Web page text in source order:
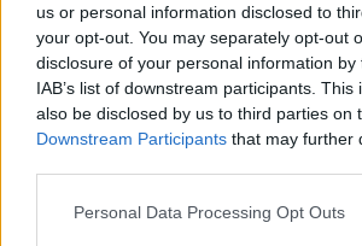
us or personal information disclosed to
your opt-out. You may separately opt-out
disclosure of your personal information
IAB’s list of downstream participants.
also be disclosed by us to third parties on
Downstream Participants that may further
Personal Data Processing Opt Outs
Paroles + Traduction
Commentaires
Voir la vidéo de «Of